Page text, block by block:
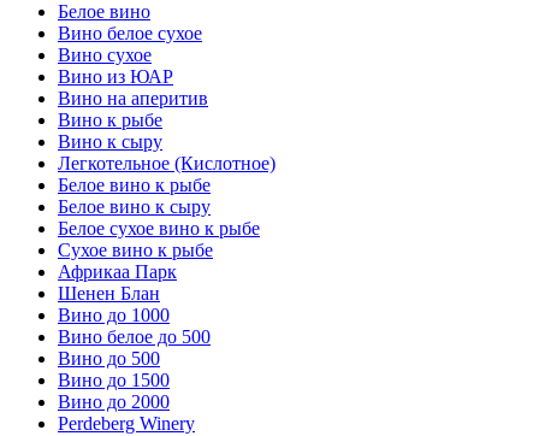
Белое вино
Вино белое сухое
Вино сухое
Вино из ЮАР
Вино на аперитив
Вино к рыбе
Вино к сыру
Легкотельное (Кислотное)
Белое вино к рыбе
Белое вино к сыру
Белое сухое вино к рыбе
Сухое вино к рыбе
Африкаа Парк
Шенен Блан
Вино до 1000
Вино белое до 500
Вино до 500
Вино до 1500
Вино до 2000
Perdeberg Winery